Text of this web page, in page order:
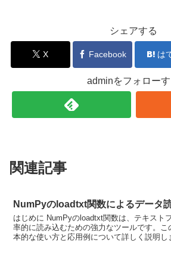
シェアする
X Facebook は
adminをフォローす
関連記事
NumPyのloadtxt関数によるデータ
はじめに NumPyのloadtxt関数は、テキスト
率的に読み込むための強力なツールです。
本的な使い方と応用例について詳しく説明